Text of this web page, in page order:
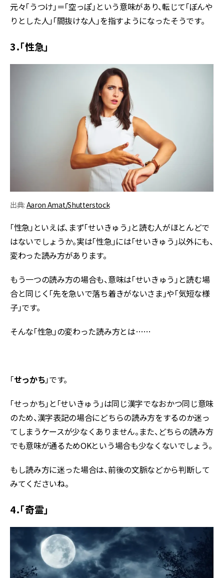
元々「うつけ」＝「空っぽ」という意味があり、転じて「ぼんや
りとした人」「間抜けな人」を指すようになったそうです。
3．「性急」
出典: Aaron Amat/Shutterstock
「性急」といえば、まず「せいきゅう」と読む人がほとんどで
はないでしょうか。実は「性急」には「せいきゅう」以外にも、
変わった読み方があります。
もう一つの読み方の場合も、意味は「せいきゅう」と読む場
合と同じく「先を急いで落ち着きがないさま」や「気短な様
子」です。
そんな「性急」の変わった読み方とは……
「せっかち」です。
「せっかち」と「せいきゅう」は同じ漢字でなおかつ同じ意味
のため、漢字表記の場合にどちらの読み方をするのか迷っ
てしまうケースが少なくありません。また、どちらの読み方
でも意味が通るためOKという場合も少なくないでしょう。
もし読み方に迷った場合は、前後の文脈などから判断して
みてくださいね。
4．「奇霊」